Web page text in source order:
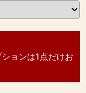
ョンは1点だけお